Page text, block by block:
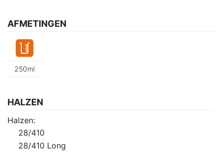
AFMETINGEN
250ml
HALZEN
Halzen:
28/410
28/410 Long